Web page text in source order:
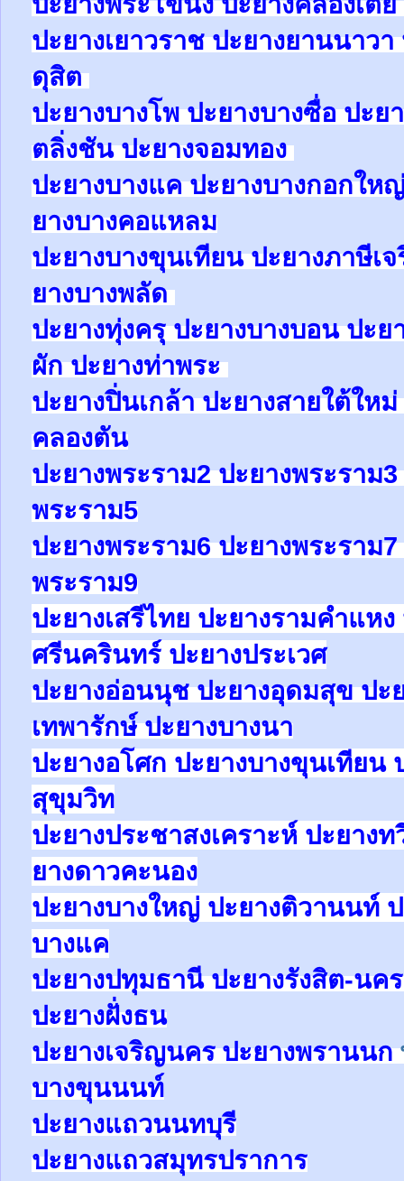
ปะยางเยาวราชปะยางยานนาวา
ดุสิต
ปะยางบางโพปะยางบางซื่อปะย
ตลิ่งชันปะยางจอมทอง
ปะยางบางแคปะยางบางกอกให
ยางบางคอแหลม
ปะยางบางขุนเทียนปะยางภาษีเ
ยางบางพลัด
ปะยางทุ่งครุปะยางบางบอนปะย
ผักปะยางท่าพระ
ปะยางปิ่นเกล้าปะยางสายใต้ใหม่
คลองตัน
ปะยางพระราม2ปะยางพระราม3
พระราม5
ปะยางพระราม6ปะยางพระราม7
พระราม9
ปะยางเสรีไทย ปะยางรามคำแห
ศรีนครินทร์ ปะยางประเวศ
ปะยางอ่อนนุชปะยางอุดมสุข ปะ
เทพารักษ์ปะยางบางนา
ปะยางอโศก ปะยางบางขุนเทียน
สุขุมวิท
ปะยางประชาสงเคราะห์ ปะยาง
ยางดาวคะนอง
ปะยางบางใหญ่ ปะยางติวานนท์
บางแค
ปะยางปทุมธานี ปะยางรังสิต-นค
ปะยางฝั่งธน
ปะยางเจริญนคร ปะยางพรานนก
บางขุนนนท์
ปะยางแถวนนทบุรี
ปะยางแถวสมุทรปราการ